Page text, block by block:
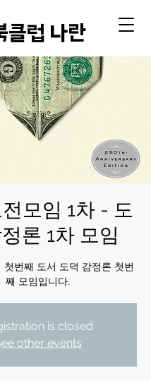
클럽 나란
모임 1차 - 도
론 1차 모임
첫번째 도서 도덕 감정론 첫번
째 모임입니다.
is closed
other events